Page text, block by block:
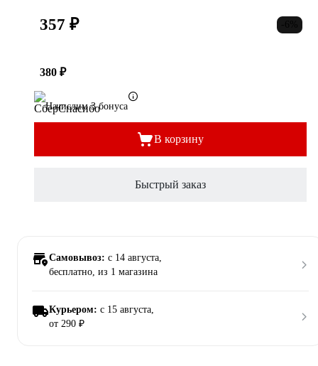
357 ₽
380 ₽
Начислим 3 бонуса
В корзину
Быстрый заказ
Самовывоз: c 14 августа,
бесплатно, из 1 магазина
Курьером: c 15 августа,
от 290 ₽